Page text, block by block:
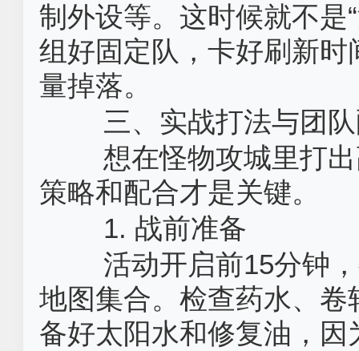
制外设等。这时候就不是
组好固定队，卡好刷新
量掉落。
三、实战打法与团
想在怪物攻城里打
策略和配合才是关键。
1. 战前准备
活动开启前15分钟
地图集合。检查药水、
备好太阳水和修复油，